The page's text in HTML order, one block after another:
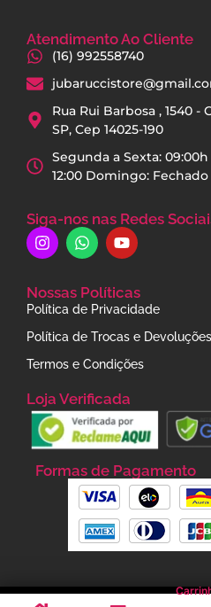
Atendimento Ao Cliente
(16) 992558740
Rua Rui Barbosa , 1540
SP, Cep 14025-190
Segunda a Sexta: 09:00h
12:00 Domingo: Fechado
Siga-nos nas Redes
Nossas Políticas
Política de Privacidade
Política de Trocas e Devoluções
Termos e Condições
Loja Verificada
Formas de Pagamento